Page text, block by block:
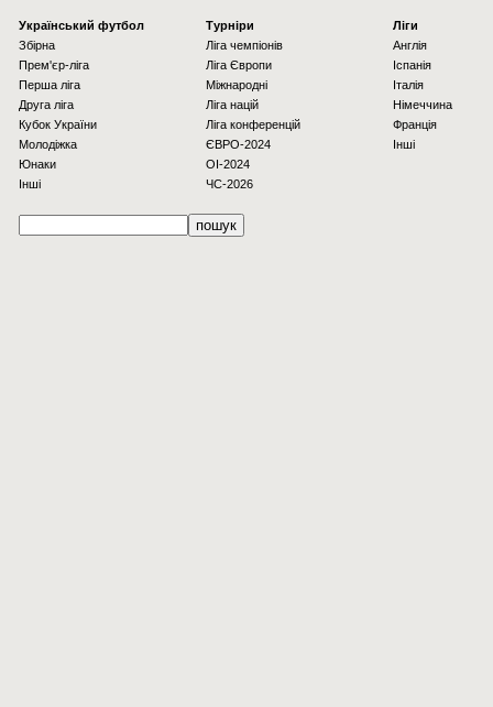
Українcький футбол
Збірна
Прем'єр-ліга
Перша ліга
Друга ліга
Кубок України
Молодіжка
Юнаки
Інші
Турніри
Ліга чемпіонів
Ліга Європи
Міжнародні
Ліга націй
Ліга конференцій
ЄВРО-2024
OI-2024
ЧС-2026
Ліги
Англія
Іспанія
Італія
Німеччина
Франція
Інші